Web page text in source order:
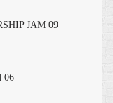
JAM 09
06